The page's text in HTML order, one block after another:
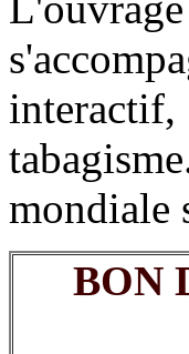
interactif,
mondiale
BON